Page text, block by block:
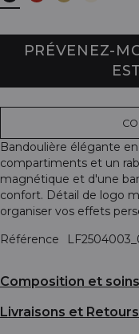
PRÉVENEZ-
Bandoulière élégante
compartiments et un
magnétique et d'une
confort. Détail de logo
organiser vos effets
Référence
Composition et soins
Livraisons et Retours